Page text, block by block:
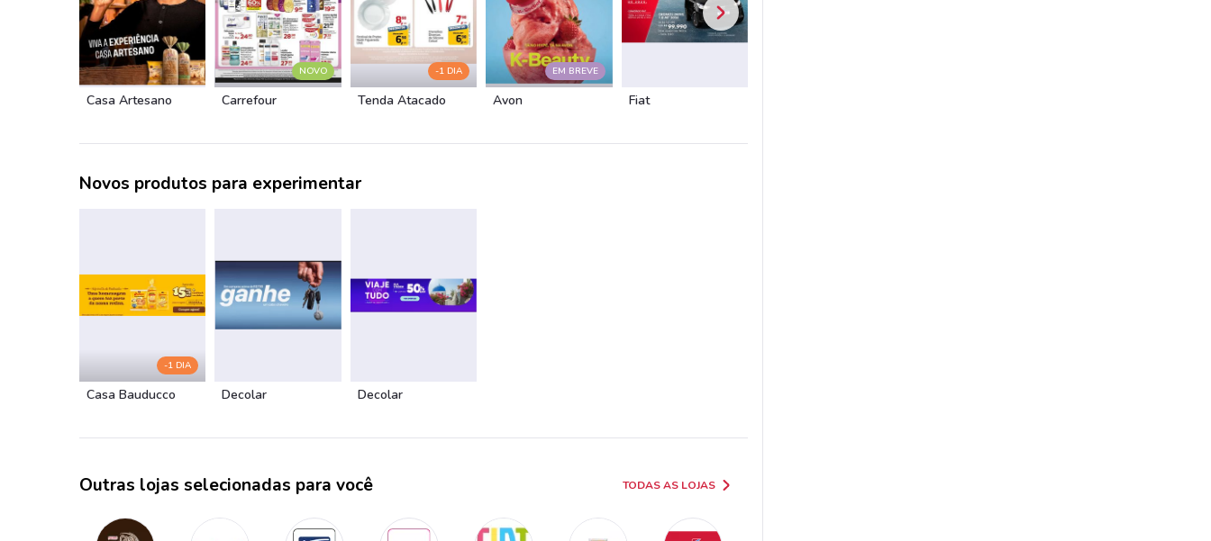
Casa Artesano
NOVO
Carrefour
-1 DIA
Tenda Atacado
EM BREVE
Avon Fiat
Novos produtos para experimentar
-1 DIA
Casa Bauducco Decolar Decolar
Outras lojas selecionadas para você TODAS AS LOJAS